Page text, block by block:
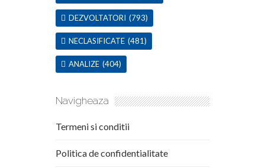
DEZVOLTATORI (793)
NECLASIFICATE (481)
ANALIZE (404)
Navigheaza
Termeni si conditii
Politica de confidentialitate